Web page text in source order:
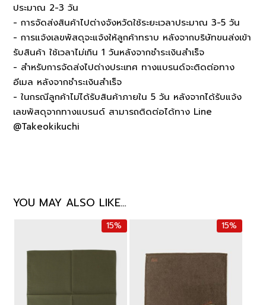
ประมาณ 2-3 วัน
- การจัดส่งสินค้าไปต่างจังหวัดใช้ระยะเวลาประมาณ 3-5 วัน
- การแจ้งเลขพัสดุจะแจ้งให้ลูกค้าทราบ หลังจากบริษัทขนส่งเข้า
รับสินค้า ใช้เวลาไม่เกิน 1 วันหลังจากชำระเงินสำเร็จ
- สำหรับการจัดส่งไปต่างประเทศ ทางแบรนด์จะติดต่อทาง
อีเมล หลังจากชำระเงินสำเร็จ
- ในกรณีลูกค้าไม่ได้รับสินค้าภายใน 5 วัน หลังจากได้รับแจ้ง
เลขพัสดุจากทางแบรนด์ สามารถติดต่อได้ทาง Line
@Takeokikuchi
YOU MAY ALSO LIKE…
15% 15%